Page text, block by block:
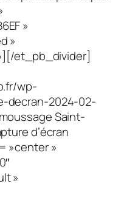
»
»
et_pb_divider]
wp-
decran-2024-02-
Saint-
d’écran
»center »
»